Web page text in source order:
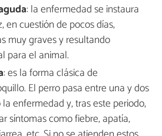
: la enfermedad se instaura
en cuestión de pocos días,
muy graves y resultando
para el animal.
: es la forma clásica de
El perro pasa entre una y dos
enfermedad y, tras este periodo,
síntomas como fiebre, apatía,